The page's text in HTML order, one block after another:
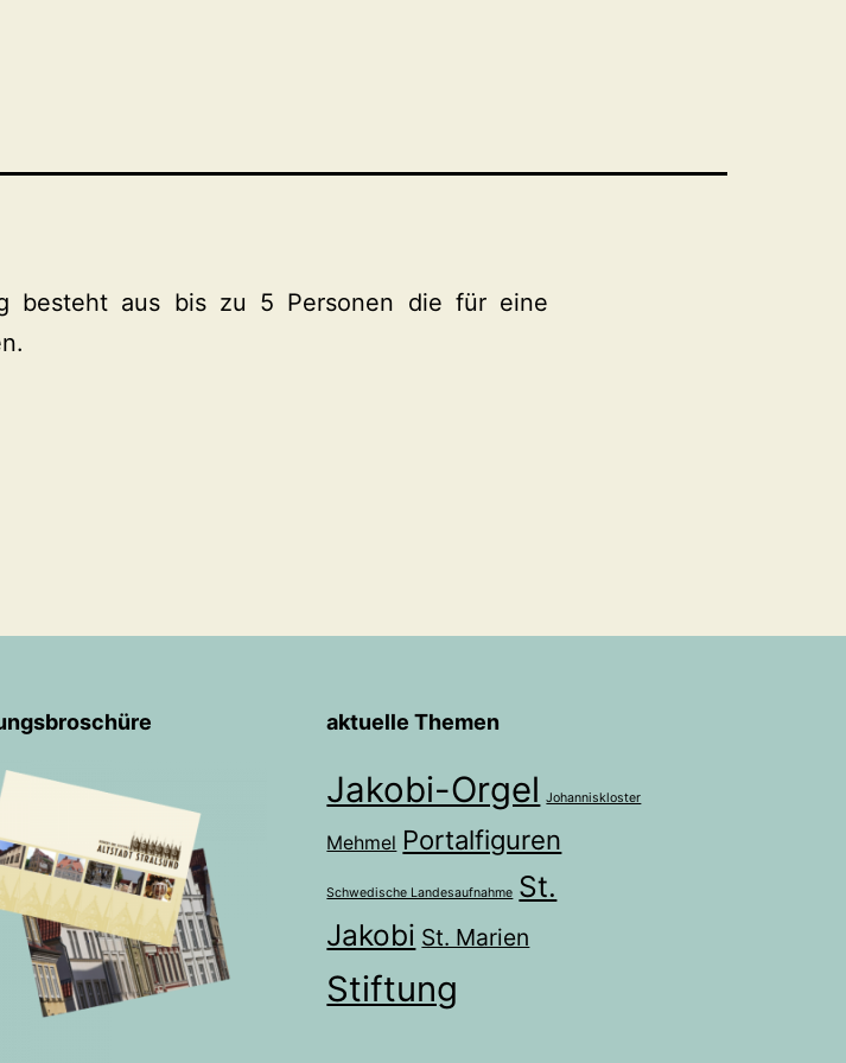
besteht aus bis zu 5 Personen die für eine
aktuelle Themen
Jakobi-Orgel Johanniskloster
Mehmel Portalfiguren
Schwedische Landesaufnahme St.
Jakobi St. Marien
Stiftung